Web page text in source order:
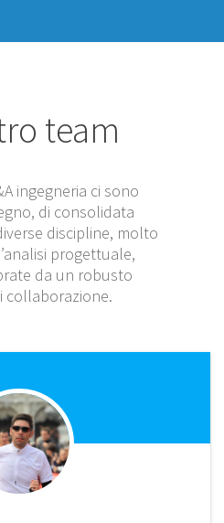
team
ingegneria ci sono
di consolidata
discipline, molto
progettuale,
da un robusto
collaborazione.